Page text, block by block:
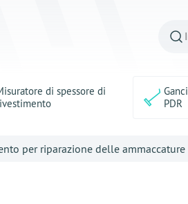
di spessore di
Ganci
PDR
per riparazione delle ammaccature